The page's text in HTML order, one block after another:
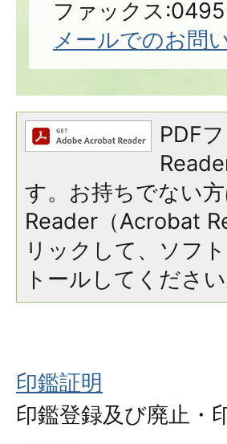
ファックス
メールでのお問
PDF
す。お持ちでない
Reader（Acrobat
リックして、ソフ
トールしてください
印鑑証明
印鑑登録及び廃止・